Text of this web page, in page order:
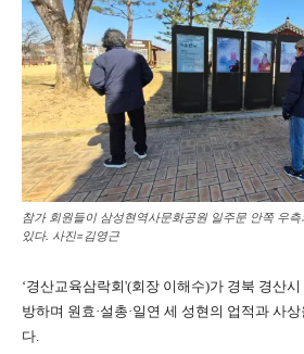
참가 회원들이 삼성현역사문화공원 일주문 안쪽 우
있다. 사진=김영근
‘경산교육삼락회'(회장 이해수)가 경북 경산
방하며 원효·설총·일연 세 성현의 업적과 사
다.